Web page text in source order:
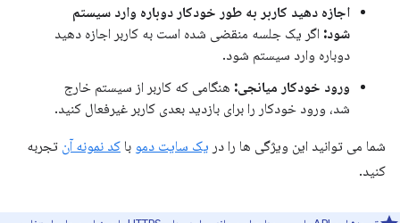
اجازه دهید کاربر به طور خودکار دوباره وارد سیستم
شود: اگر یک جلسه منقضی شده است به کاربر اجازه دهید
دوباره وارد سیستم شود.
ورود خودکار میانجی: هنگامی که کاربر از سیستم خارج
شد، ورود خودکار را برای بازدید بعدی کاربر غیرفعال کنید.
شما می توانید این ویژگی ها را در یک سایت دمو با کد نمونه آن تجربه
کنید.